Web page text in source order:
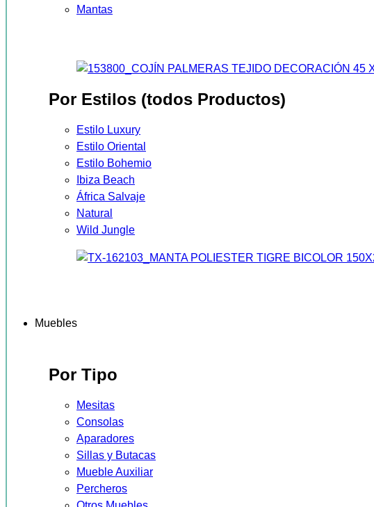
Mantas
Por Estilos (todos Productos)
Estilo Luxury
Estilo Oriental
Estilo Bohemio
Ibiza Beach
África Salvaje
Natural
Wild Jungle
Muebles
Por Tipo
Mesitas
Consolas
Aparadores
Sillas y Butacas
Mueble Auxiliar
Percheros